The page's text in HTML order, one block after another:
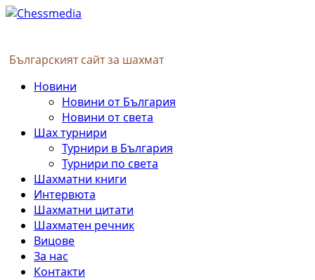
Skip
Българският сайт за шахмат
PrimaryНовини
Новини от България
Новини от света
Шах турнири
Турнири в България
Турнири по света
Шахматни книги
Интервюта
Шахматни цитати
Шахматен речник
Вицове
За нас
Контакти